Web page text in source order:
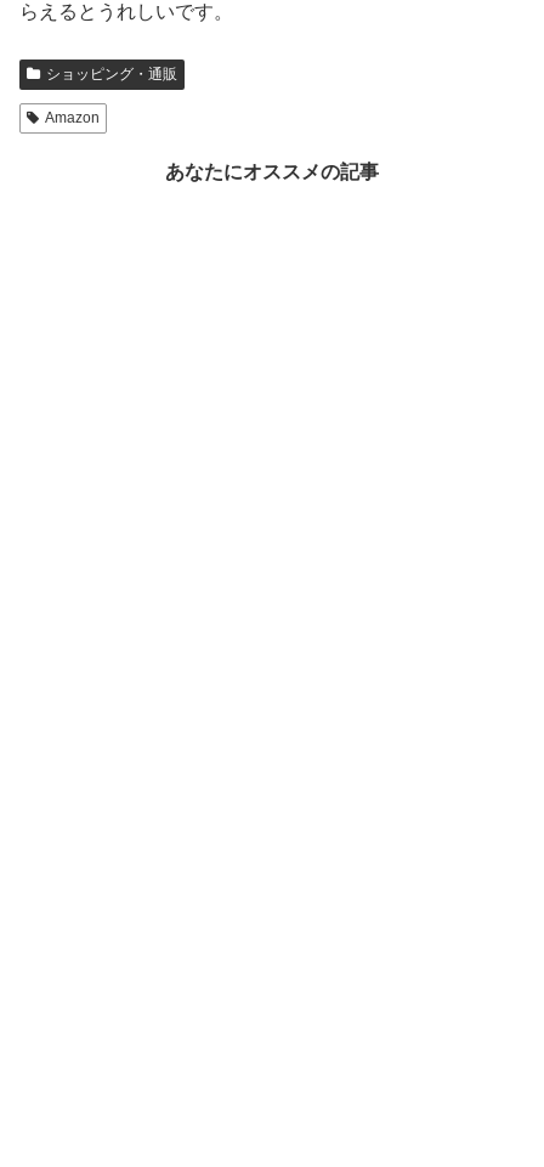
らえるとうれしいです。
ショッピング・通販
Amazon
あなたにオススメの記事